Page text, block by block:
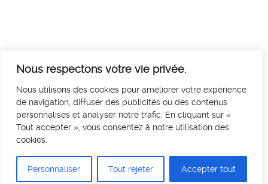
Nous respectons votre vie privée.
Nous utilisons des cookies pour améliorer votre expérience
de navigation, diffuser des publicités ou des contenus
personnalisés et analyser notre trafic. En cliquant sur «
Tout accepter », vous consentez à notre utilisation des
cookies.
Personnaliser Tout rejeter Accepter tout